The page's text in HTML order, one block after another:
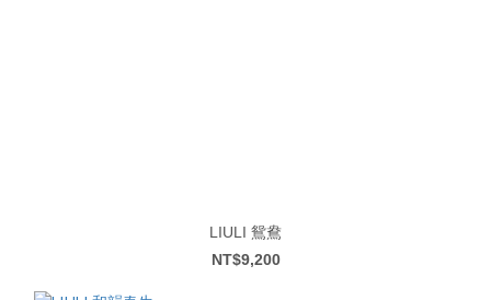
LIULI 鴛鴦
NT$9,200